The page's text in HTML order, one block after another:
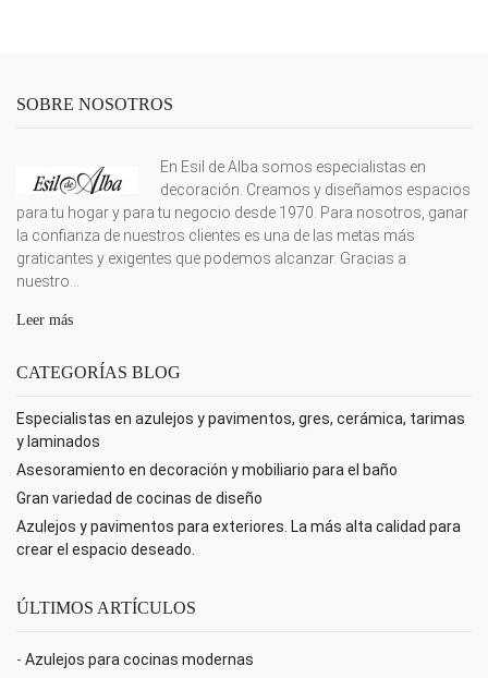
SOBRE NOSOTROS
En Esil de Alba somos especialistas en
decoración. Creamos y diseñamos espacios
para tu hogar y para tu negocio desde 1970. Para nosotros, ganar
la confianza de nuestros clientes es una de las metas más
graticantes y exigentes que podemos alcanzar. Gracias a
nuestro...
Leer más
CATEGORÍAS BLOG
Especialistas en azulejos y pavimentos, gres, cerámica, tarimas
y laminados
Asesoramiento en decoración y mobiliario para el baño
Gran variedad de cocinas de diseño
Azulejos y pavimentos para exteriores. La más alta calidad para
crear el espacio deseado.
ÚLTIMOS ARTÍCULOS
- Azulejos para cocinas modernas